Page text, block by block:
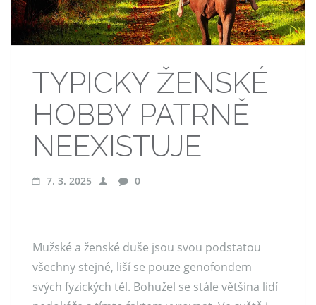
TYPICKY ŽENSKÉ
HOBBY PATRNĚ
NEEXISTUJE
7. 3. 2025 0
Mužské a ženské duše jsou svou podstatou
všechny stejné, liší se pouze genofondem
svých fyzických těl. Bohužel se stále většina lidí